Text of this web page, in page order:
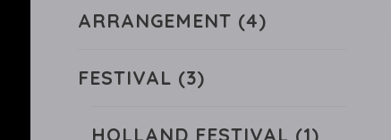
ARRANGEMENT (4)
FESTIVAL (3)
HOLLAND FESTIVAL (1)